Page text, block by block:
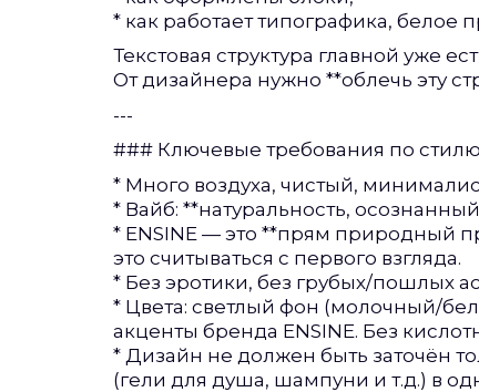
* как работает типографика, белое
Текстовая структура главной уже
От дизайнера нужно **облечь эту
---
### Ключевые требования по стилю
* Много воздуха, чистый,
* Вайб: **натуральность,
* ENSINE — это **прям природный
это считываться с первого взгляда.
* Без эротики, без грубых/пошлых
* Цвета: светлый фон (молочный/
акценты бренда ENSINE. Без
* Дизайн не должен быть заточён
(гели для душа, шампуни и т.д.) в